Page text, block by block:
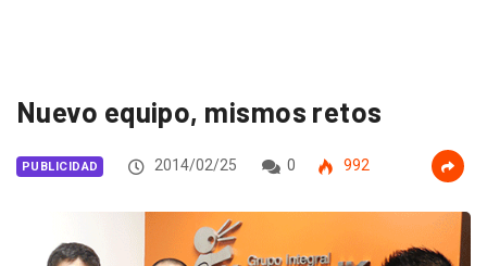
Nuevo equipo, mismos retos
PUBLICIDAD 2014/02/25 0 992